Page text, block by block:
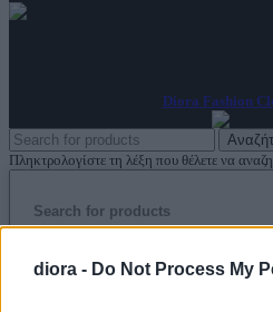
diora - Do Not Process My
Diora Fashion
Πληκτρολογίστε τη λέξη που θέλετε να